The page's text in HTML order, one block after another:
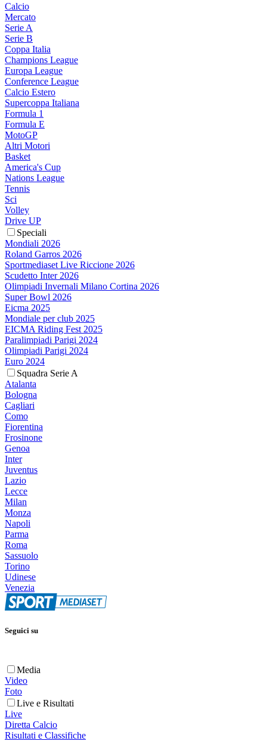
Calcio
Mercato
Serie A
Serie B
Coppa Italia
Champions League
Europa League
Conference League
Calcio Estero
Supercoppa Italiana
Formula 1
Formula E
MotoGP
Altri Motori
Basket
America's Cup
Nations League
Tennis
Sci
Volley
Drive UP
Speciali
Mondiali 2026
Roland Garros 2026
Sportmediaset Live Riccione 2026
Scudetto Inter 2026
Olimpiadi Invernali Milano Cortina 2026
Super Bowl 2026
Eicma 2025
Mondiale per club 2025
EICMA Riding Fest 2025
Paralimpiadi Parigi 2024
Olimpiadi Parigi 2024
Euro 2024
Squadra Serie A
Atalanta
Bologna
Cagliari
Como
Fiorentina
Frosinone
Genoa
Inter
Juventus
Lazio
Lecce
Milan
Monza
Napoli
Parma
Roma
Sassuolo
Torino
Udinese
Venezia
Seguici su
Media
Video
Foto
Live e Risultati
Live
Diretta Calcio
Risultati e Classifiche